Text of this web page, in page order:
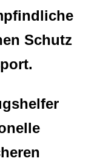
Schutz